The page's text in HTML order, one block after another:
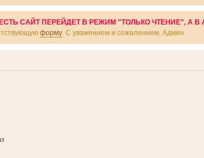
САЙТ ПЕРЕЙДЕТ В РЕЖИМ "ТОЛЬКО ЧТЕНИЕ", А В
форму . С уважением и сожалением, Админ.